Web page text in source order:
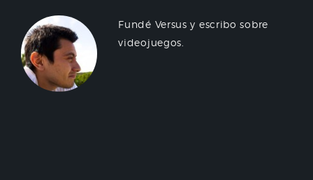
Fundé Versus y escribo sobre
videojuegos.